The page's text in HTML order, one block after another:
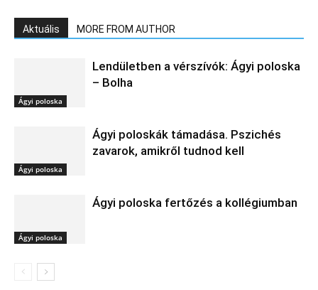
Aktuális MORE FROM AUTHOR
Ágyi poloska
Lendületben a vérszívók: Ágyi poloska
– Bolha
Ágyi poloska
Ágyi poloskák támadása. Pszichés
zavarok, amikről tudnod kell
Ágyi poloska
Ágyi poloska fertőzés a kollégiumban